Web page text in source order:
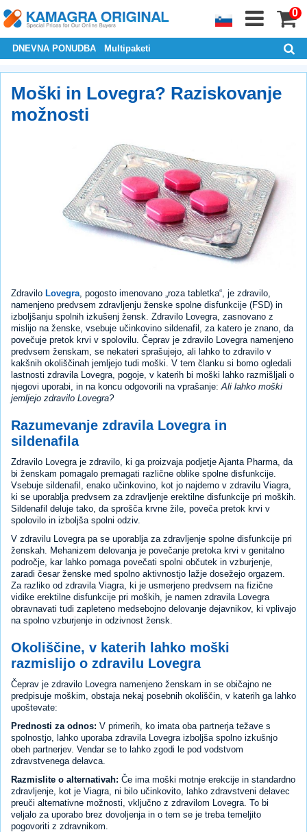
0
DNEVNA PONUDBA Multipaketi
Moški in Lovegra? Raziskovanje
možnosti
Zdravilo Lovegra , pogosto imenovano „roza tabletka“, je zdravilo,
namenjeno predvsem zdravljenju ženske spolne disfunkcije (FSD) in
izboljšanju spolnih izkušenj žensk. Zdravilo Lovegra, zasnovano z
mislijo na ženske, vsebuje učinkovino sildenafil, za katero je znano, da
povečuje pretok krvi v spolovilu. Čeprav je zdravilo Lovegra namenjeno
predvsem ženskam, se nekateri sprašujejo, ali lahko to zdravilo v
kakšnih okoliščinah jemljejo tudi moški. V tem članku si bomo ogledali
lastnosti zdravila Lovegra, pogoje, v katerih bi moški lahko razmišljali o
njegovi uporabi, in na koncu odgovorili na vprašanje: Ali lahko moški
jemljejo zdravilo Lovegra?
Razumevanje zdravila Lovegra in
sildenafila
Zdravilo Lovegra je zdravilo, ki ga proizvaja podjetje Ajanta Pharma, da
bi ženskam pomagalo premagati različne oblike spolne disfunkcije.
Vsebuje sildenafil, enako učinkovino, kot jo najdemo v zdravilu Viagra,
ki se uporablja predvsem za zdravljenje erektilne disfunkcije pri moških.
Sildenafil deluje tako, da sprošča krvne žile, poveča pretok krvi v
spolovilo in izboljša spolni odziv.
V zdravilu Lovegra pa se uporablja za zdravljenje spolne disfunkcije pri
ženskah. Mehanizem delovanja je povečanje pretoka krvi v genitalno
področje, kar lahko pomaga povečati spolni občutek in vzburjenje,
zaradi česar ženske med spolno aktivnostjo lažje dosežejo orgazem.
Za razliko od zdravila Viagra, ki je usmerjeno predvsem na fizične
vidike erektilne disfunkcije pri moških, je namen zdravila Lovegra
obravnavati tudi zapleteno medsebojno delovanje dejavnikov, ki vplivajo
na spolno vzburjenje in odzivnost žensk.
Okoliščine, v katerih lahko moški
razmislijo o zdravilu Lovegra
Čeprav je zdravilo Lovegra namenjeno ženskam in se običajno ne
predpisuje moškim, obstaja nekaj posebnih okoliščin, v katerih ga lahko
upoštevate:
Prednosti za odnos: V primerih, ko imata oba partnerja težave s
spolnostjo, lahko uporaba zdravila Lovegra izboljša spolno izkušnjo
obeh partnerjev. Vendar se to lahko zgodi le pod vodstvom
zdravstvenega delavca.
Razmislite o alternativah: Če ima moški motnje erekcije in standardno
zdravljenje, kot je Viagra, ni bilo učinkovito, lahko zdravstveni delavec
preuči alternativne možnosti, vključno z zdravilom Lovegra. To bi
veljalo za uporabo brez dovoljenja in o tem se je treba temeljito
pogovoriti z zdravnikom.